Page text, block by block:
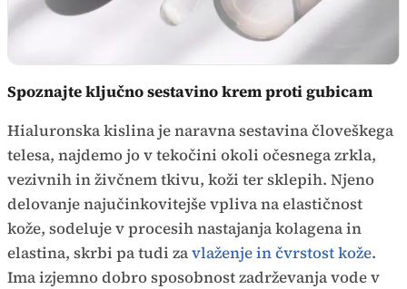
Spoznajte ključno sestavino krem proti gubicam
Hialuronska kislina je naravna sestavina človeškega
telesa, najdemo jo v tekočini okoli očesnega zrkla,
vezivnih in živčnem tkivu, koži ter sklepih. Njeno
delovanje najučinkovitejše vpliva na elastičnost
kože, sodeluje v procesih nastajanja kolagena in
elastina, skrbi pa tudi zavlaženje in čvrstost kože.
Ima izjemno dobro sposobnost zadrževanja vode v